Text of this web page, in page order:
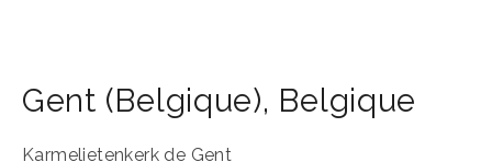
Gent (Belgique), Belgique
Karmelietenkerk de Gent